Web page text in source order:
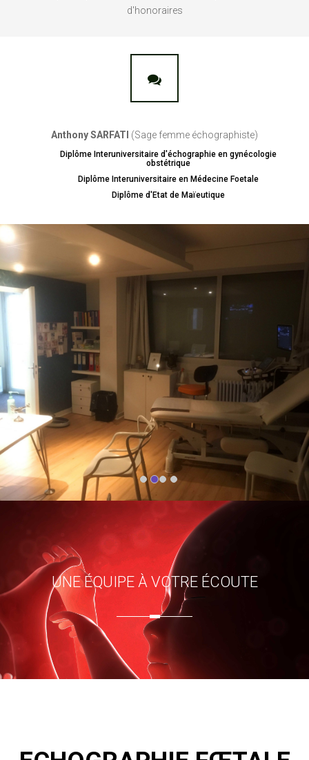
d'honoraires
Anthony SARFATI (Sage femme échographiste)
Diplôme Interuniversitaire d'échographie en gynécologie
obstétrique
Diplôme Interuniversitaire en Médecine Foetale
Diplôme d'Etat de Maïeutique
UNE ÉQUIPE À VOTRE ÉCOUTE